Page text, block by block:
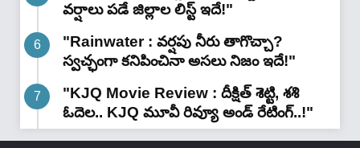
వర్షాలు పడే జిల్లాల లిస్ట్ ఇదే!"
"Rainwater : వర్షపు నీరు తాగొచ్చా?
స్వచ్ఛంగా కనిపించినా అసలు నిజం ఇదే!"
"KJQ Movie Review : దీక్షిత్ శెట్టి, శశి
ఓదెల.. KJQ మూవీ రివ్యూ అండ్ రేటింగ్‌..!"